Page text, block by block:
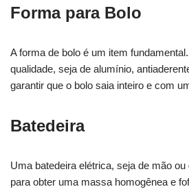
Forma para Bolo
A forma de bolo é um item
qualidade, seja de alumínio,
garantir que o bolo saia inteiro e com
Batedeira
Uma batedeira elétrica, seja de mão
para obter uma massa homogênea e